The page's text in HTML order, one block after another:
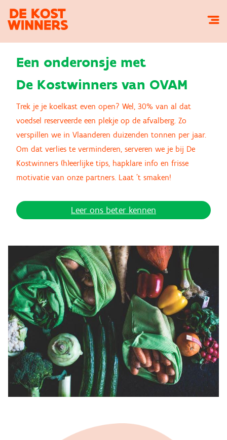
Een onderonsje met
De Kostwinners van OVAM
Trek je je koelkast even open? Wel, 30% van al dat
voedsel reserveerde een plekje op de afvalberg. Zo
verspillen we in Vlaanderen duizenden tonnen per jaar.
Om dat verlies te verminderen, serveren we je bij De
Kostwinners (h)eerlijke tips, hapklare info en frisse
motivatie van onze partners. Laat ’t smaken!
Leer ons beter kennen